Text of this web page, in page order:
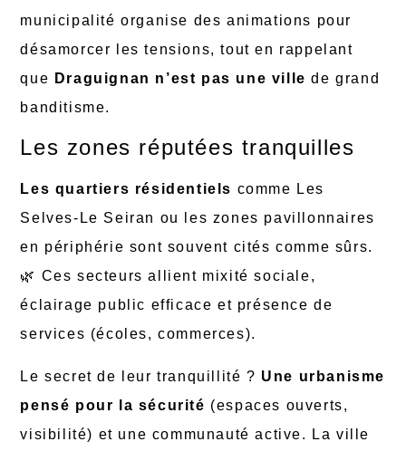
municipalité organise des animations pour
désamorcer les tensions, tout en rappelant
que Draguignan n’est pas une ville de grand
banditisme.
Les zones réputées tranquilles
Les quartiers résidentiels comme Les
Selves-Le Seiran ou les zones pavillonnaires
en périphérie sont souvent cités comme sûrs.
🌿 Ces secteurs allient mixité sociale,
éclairage public efficace et présence de
services (écoles, commerces).
Le secret de leur tranquillité ? Une urbanisme
pensé pour la sécurité (espaces ouverts,
visibilité) et une communauté active. La ville